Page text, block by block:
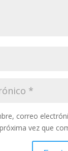
correo
vez que